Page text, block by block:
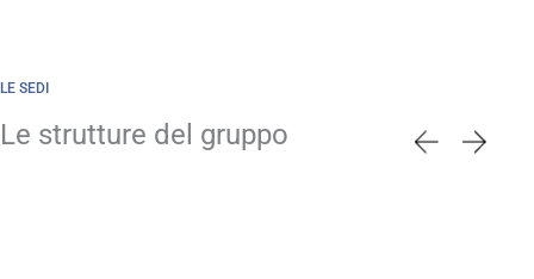
LE SEDI
Le strutture del gruppo